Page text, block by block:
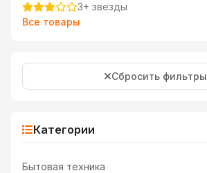
3+ звезды
Все товары
Сбросить фильтры
Категории
Бытовая техника